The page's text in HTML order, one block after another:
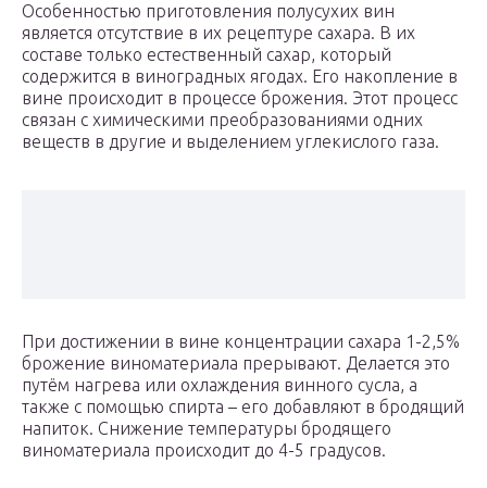
Особенностью приготовления полусухих вин
является отсутствие в их рецептуре сахара. В их
составе только естественный сахар, который
содержится в виноградных ягодах. Его накопление в
вине происходит в процессе брожения. Этот процесс
связан с химическими преобразованиями одних
веществ в другие и выделением углекислого газа.
При достижении в вине концентрации сахара 1-2,5%
брожение виноматериала прерывают. Делается это
путём нагрева или охлаждения винного сусла, а
также с помощью спирта – его добавляют в бродящий
напиток. Снижение температуры бродящего
виноматериала происходит до 4-5 градусов.